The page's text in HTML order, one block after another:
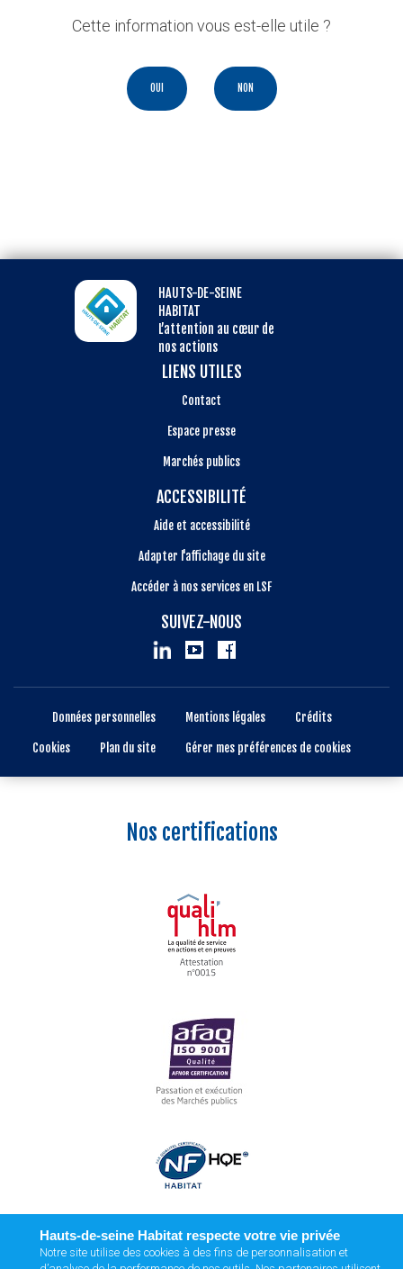
Cette information vous est-elle utile ?
OUI NON
HAUTS-DE-SEINE
HABITAT
L’attention au cœur de
nos actions
LIENS UTILES
Contact
Espace presse
Marchés publics
ACCESSIBILITÉ
Aide et accessibilité
Adapter l'affichage du site
Accéder à nos services en LSF
SUIVEZ-NOUS
Données personnelles Mentions légales Crédits
Cookies Plan du site Gérer mes préférences de cookies
Nos certifications
Hauts-de-seine Habitat respecte votre vie privée
Notre site utilise des cookies à des fins de personnalisation et